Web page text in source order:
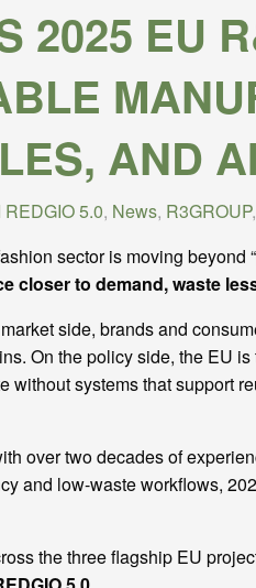
2025 EU
AND
REDGIO 5.0, News, R3GROUP,
sector is moving beyond
closer to demand, waste
side, brands and
On the policy side, the EU
without systems that support
over two decades of
and low-waste workflows,
the three flagship EU